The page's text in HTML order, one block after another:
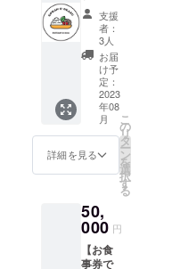
子様1名
入店可)
ご利用
で1枚・
3000円
以上の
ご利用
で2枚お
使いい
ただけ
ます。
②お礼
のメー
③オー
プニン
グパー
ティー
レーッ
！MAX
応援
券！！
①Insta
gramで
お名前
を掲載
いたし
ます。
(投稿と
して残
いただ
きます)
載せた
いお名
前を備
支援
者：
3人
お届
け予
定：
2023
年08
月
詳細を見る
こ
の
リ
タ
ー
ン
を
選
択
す
る
50,
000 円
【お食
事券で